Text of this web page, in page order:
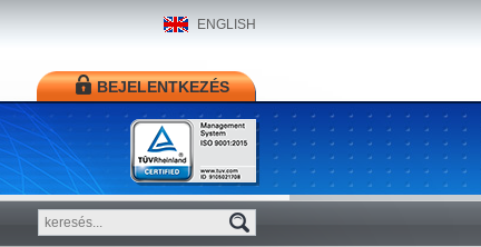
ENGLISH
BEJELENTKEZÉS